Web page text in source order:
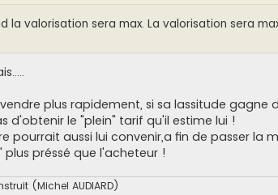
la valorisation sera max. La valorisation sera
plus rapidement, si sa lassitude gagne
d'obtenir le "plein" tarif qu'il estime lui !
pourrait aussi lui convenir,a fin de passer la
plus préssé que l'acheteur !
(Michel AUDIARD)